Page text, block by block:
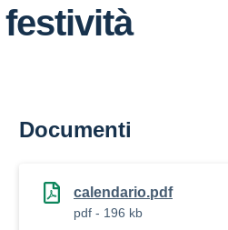
festività
Documenti
calendario.pdf
pdf - 196 kb